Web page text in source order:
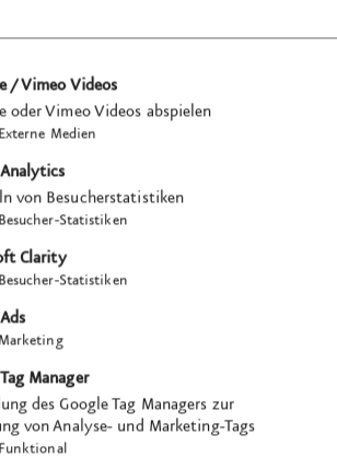
in enger Zusammen­arbeit mit
Dienst­leistern. VISUELL
Projekt mit einem ganz­heitlichen
Organisation im Vorfeld,
fein­fühliges
reibungs­lose Koordination der
die durch Ton, Bild und
Erfahrung bietet und
Alters begeistert. Aufgrund von
der Kloster­kirche
Wand vorüber­gehend im
Marbach installiert.
/ Vimeo Videos
oder Vimeo Videos abspielen
Externe Medien
von Besucherstatistiken
Besucher-Statistiken
Clarity
Besucher-Statistiken
Marketing
Manager
des Google Tag Managers zur
von Analyse- und Marketing-Tags
Funktional